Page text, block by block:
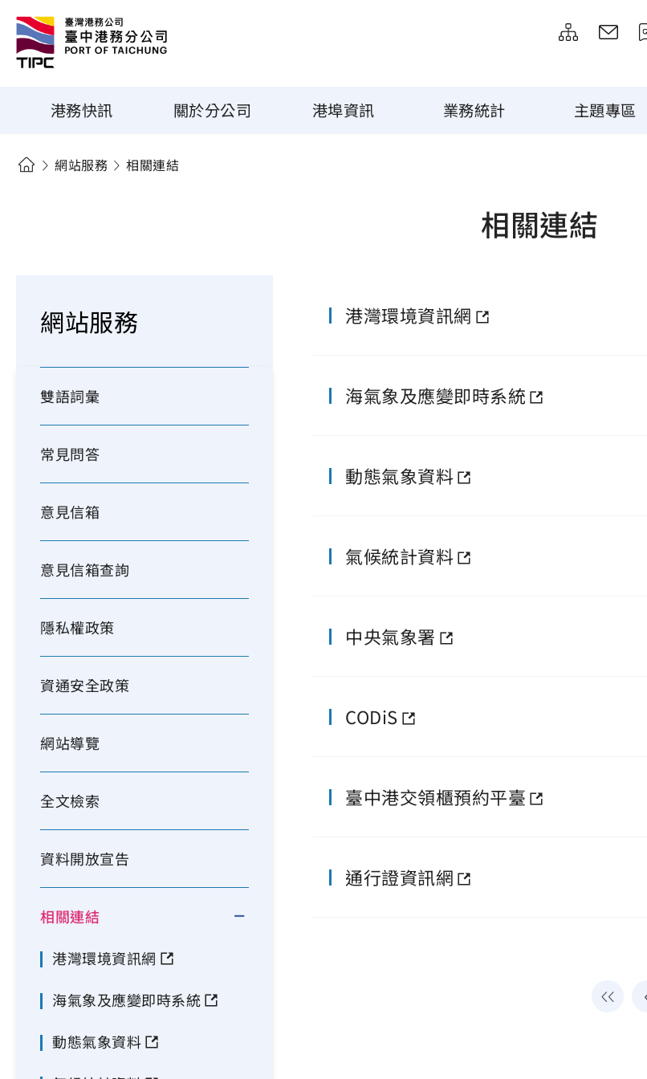
港務快訊 關於分公司 港埠資訊 業務統計 主題專區
網站服務 相關連結
相關連結
網站服務
雙語詞彙
常見問答
意見信箱
意見信箱查詢
隱私權政策
資通安全政策
網站導覽
全文檢索
資料開放宣告
相關連結
港灣環境資訊網
海氣象及應變即時系統
動態氣象資料
港灣環境資訊網
海氣象及應變即時系統
動態氣象資料
氣候統計資料
中央氣象署
CODiS
臺中港交領櫃預約平臺
通行證資訊網